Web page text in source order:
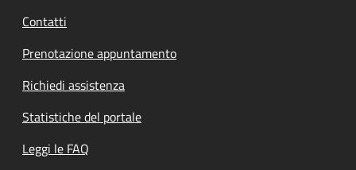
Contatti
Prenotazione appuntamento
Richiedi assistenza
Statistiche del portale
Leggi le FAQ